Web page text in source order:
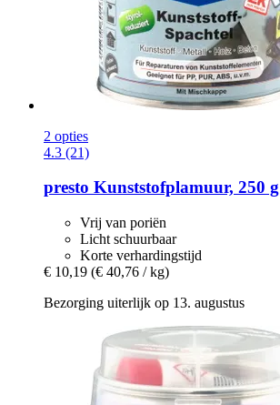
2 opties
4.3 (21)
presto Kunststofplamuur, 250 g
Vrij van poriën
Licht schuurbaar
Korte verhardingstijd
€ 10,19 (€ 40,76 / kg)
Bezorging uiterlijk op 13. augustus